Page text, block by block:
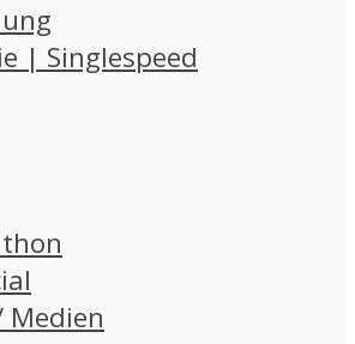
| Singlespeed